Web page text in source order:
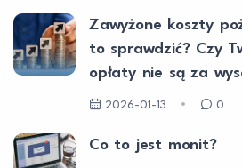
Zawyżone koszty
to sprawdzić? Czy
opłaty nie są za
2026-01-13 0
Co to jest monit?